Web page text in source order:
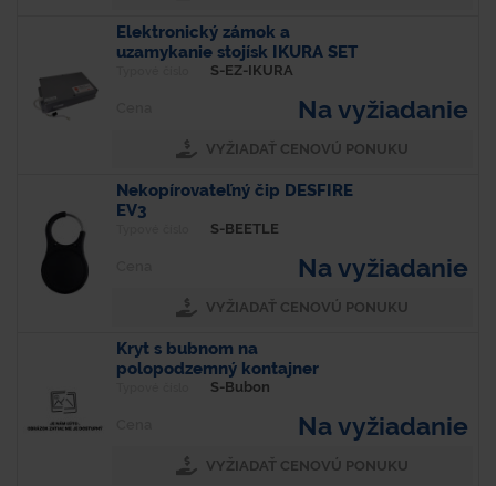
Elektronický zámok a
uzamykanie stojísk IKURA SET
S-EZ-IKURA
Na vyžiadanie
VYŽIADAŤ CENOVÚ PONUKU
Nekopírovateľný čip DESFIRE
EV3
S-BEETLE
Na vyžiadanie
VYŽIADAŤ CENOVÚ PONUKU
Kryt s bubnom na
polopodzemný kontajner
S-Bubon
Na vyžiadanie
VYŽIADAŤ CENOVÚ PONUKU